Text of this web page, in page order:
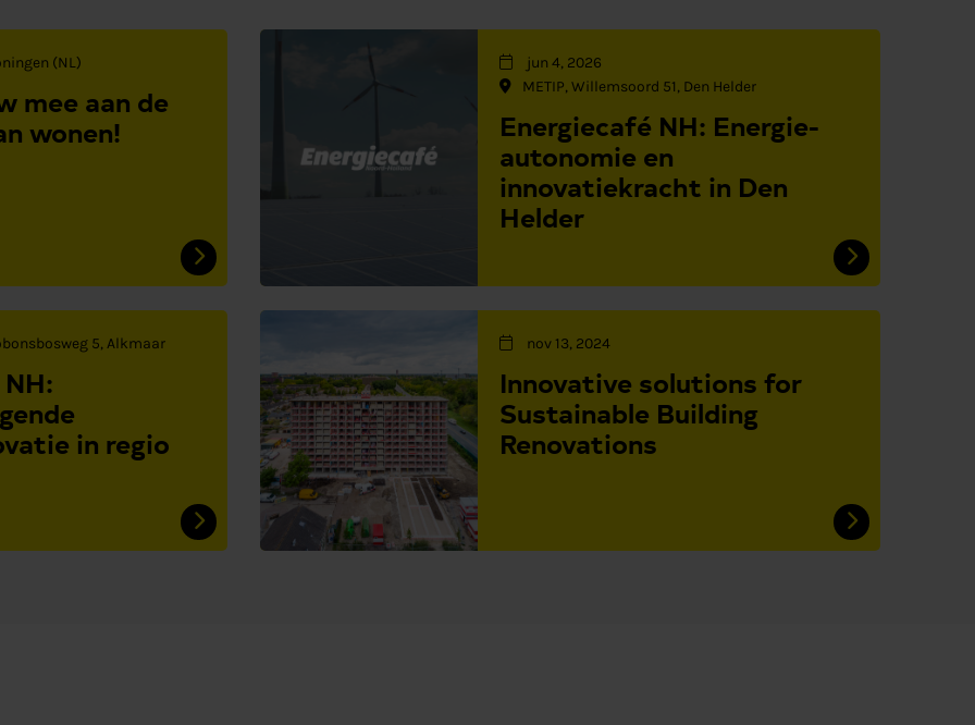
(NL)
mee aan de
wonen!
jun 4, 2026
METIP, Willemsoord 51, Den Helder
Energiecafé NH: Energie-
autonomie en
innovatiekracht in Den
Helder
5, Alkmaar
in regio
nov 13, 2024
Innovative solutions for
Sustainable Building
Renovations